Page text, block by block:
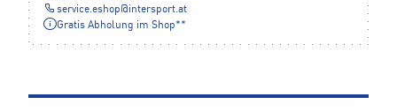
service.eshop@intersport.at
Gratis Abholung im Shop**